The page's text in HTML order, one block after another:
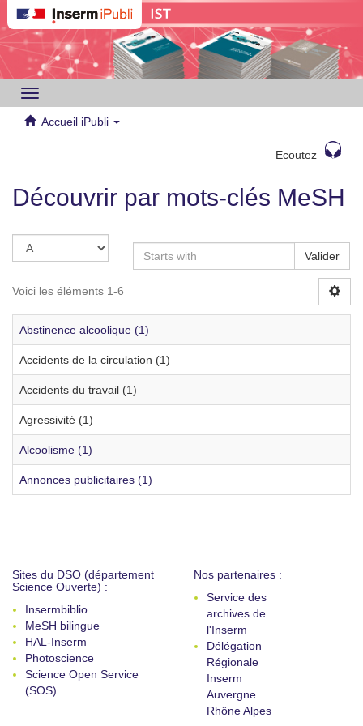
Toggle
navigation
Accueil iPubli
Ecoutez
Découvrir par mots-clés MeSH
Valider
Voici les éléments 1-6
Abstinence alcoolique (1)
Accidents de la circulation (1)
Accidents du travail (1)
Agressivité (1)
Alcoolisme (1)
Annonces publicitaires (1)
Sites du DSO (département
Science Ouverte) :
Insermbiblio
MeSH bilingue
HAL-Inserm
Photoscience
Science Open Service
(SOS)
Nos partenaires :
Service des
archives de
l'Inserm
Délégation
Régionale
Inserm
Auvergne
Rhône Alpes